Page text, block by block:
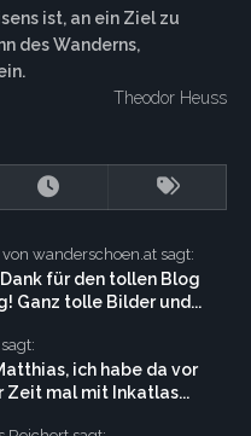
ist, an ein Ziel zu
des Wanderns,
Theodor Heuss
wanderschoen.at sagt:
für den tollen Blog
Ganz tolle Bilder und...
ich habe da vor
Zeit mal mit Inkatlas...